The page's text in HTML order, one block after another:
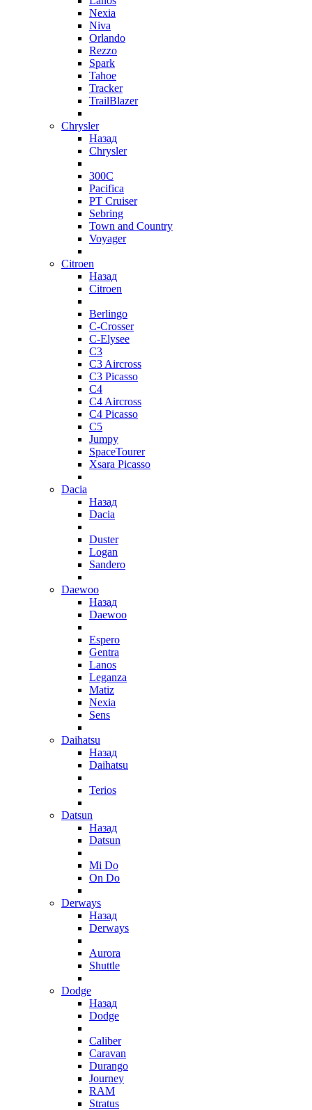
Nexia
Niva
Orlando
Rezzo
Spark
Tahoe
Tracker
TrailBlazer
Chrysler
Назад
Chrysler
300C
Pacifica
PT Cruiser
Sebring
Town and Country
Voyager
Citroen
Назад
Citroen
Berlingo
C-Crosser
C-Elysee
C3
C3 Aircross
C3 Picasso
C4
C4 Aircross
C4 Picasso
C5
Jumpy
SpaceTourer
Xsara Picasso
Dacia
Назад
Dacia
Duster
Logan
Sandero
Daewoo
Назад
Daewoo
Espero
Gentra
Lanos
Leganza
Matiz
Nexia
Sens
Daihatsu
Назад
Daihatsu
Terios
Datsun
Назад
Datsun
Mi Do
On Do
Derways
Назад
Derways
Aurora
Shuttle
Dodge
Назад
Dodge
Caliber
Caravan
Durango
Journey
RAM
Stratus